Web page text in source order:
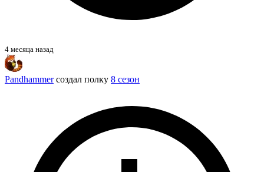
4 месяца назад
Pandhammerсоздал полку 8 сезон